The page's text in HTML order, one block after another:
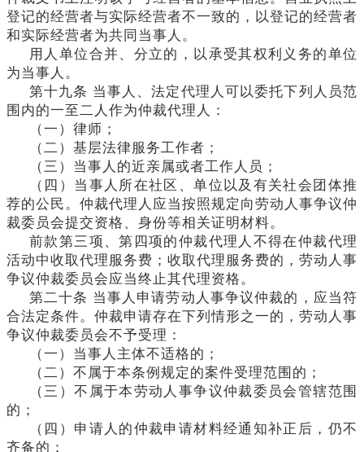
登记的经营者与实际经营者不一致的，以登记的经营者
和实际经营者为共同当事人。
用人单位合并、分立的，以承受其权利义务的单位
为当事人。
第十九条 当事人、法定代理人可以委托下列人员范
围内的一至二人作为仲裁代理人：
（一）律师；
（二）基层法律服务工作者；
（三）当事人的近亲属或者工作人员；
（四）当事人所在社区、单位以及有关社会团体推
荐的公民。仲裁代理人应当按照规定向劳动人事争议仲
裁委员会提交资格、身份等相关证明材料。
前款第三项、第四项的仲裁代理人不得在仲裁代理
活动中收取代理服务费；收取代理服务费的，劳动人事
争议仲裁委员会应当终止其代理资格。
第二十条 当事人申请劳动人事争议仲裁的，应当符
合法定条件。仲裁申请存在下列情形之一的，劳动人事
争议仲裁委员会不予受理：
（一）当事人主体不适格的；
（二）不属于本条例规定的案件受理范围的；
（三）不属于本劳动人事争议仲裁委员会管辖范围
的；
（四）申请人的仲裁申请材料经通知补正后，仍不
齐备的；